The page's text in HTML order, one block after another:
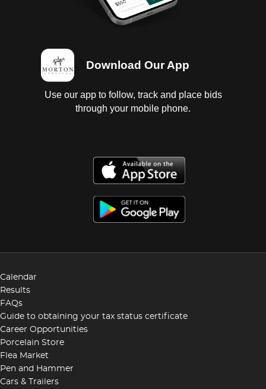
Download Our App
Use our app to follow, track and place bids
through your mobile phone.
Calendar
Results
FAQs
Guide to obtaining your tax status certificate
Career Opportunities
Porcelain Store
Flea Market
Pen and Hammer
Cars & Trailers